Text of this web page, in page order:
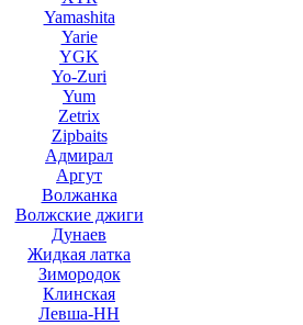
Yamashita
Yarie
YGK
Yo-Zuri
Yum
Zetrix
Zipbaits
Адмирал
Аргут
Волжанка
Волжские джиги
Дунаев
Жидкая латка
Зимородок
Клинская
Левша-НН